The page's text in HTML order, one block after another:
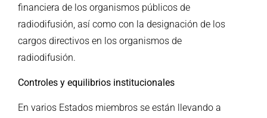
financiera de los organismos públicos de
radiodifusión, así como con la designación de los
cargos directivos en los organismos de
radiodifusión.
Controles y equilibrios institucionales
En varios Estados miembros se están llevando a